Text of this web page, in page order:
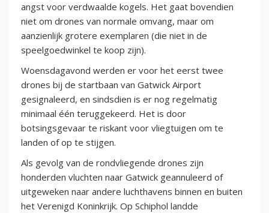
angst voor verdwaalde kogels. Het gaat bovendien
niet om drones van normale omvang, maar om
aanzienlijk grotere exemplaren (die niet in de
speelgoedwinkel te koop zijn).
Woensdagavond werden er voor het eerst twee
drones bij de startbaan van Gatwick Airport
gesignaleerd, en sindsdien is er nog regelmatig
minimaal één teruggekeerd. Het is door
botsingsgevaar te riskant voor vliegtuigen om te
landen of op te stijgen.
Als gevolg van de rondvliegende drones zijn
honderden vluchten naar Gatwick geannuleerd of
uitgeweken naar andere luchthavens binnen en buiten
het Verenigd Koninkrijk. Op Schiphol landde